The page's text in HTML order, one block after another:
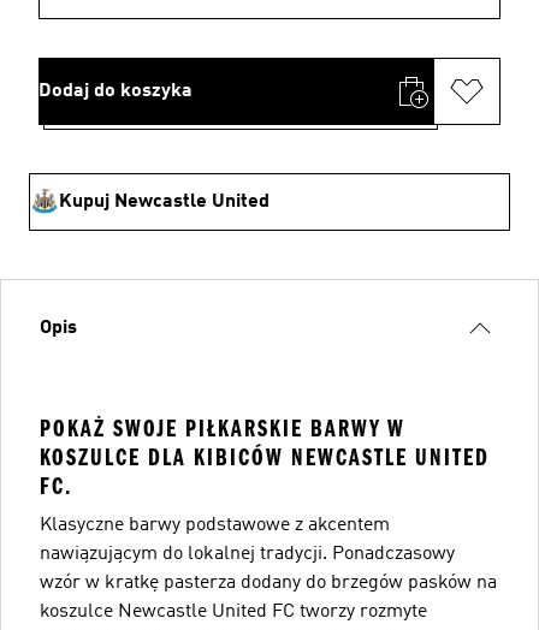
Dodaj do koszyka
Kupuj Newcastle United
Opis
POKAŻ SWOJE PIŁKARSKIE BARWY W
KOSZULCE DLA KIBICÓW NEWCASTLE UNITED
FC.
Klasyczne barwy podstawowe z akcentem
nawiązującym do lokalnej tradycji. Ponadczasowy
wzór w kratkę pasterza dodany do brzegów pasków na
koszulce Newcastle United FC tworzy rozmyte